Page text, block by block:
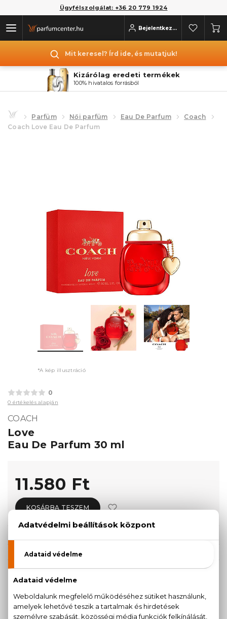
Ügyfélszolgálat: +36 20 779 1924
Bejelentkezés
Mit keresel? Írd ide, és mutatjuk!
Kizárólag eredeti termékek
100% hivatalos forrásból
Parfüm Női parfüm Eau De Parfum
Coach
Coach Love Eau De Parfum
*A kép illusztráció
0
0 értékelés alapján
COACH
Love
Eau De Parfum 30 ml
11.580 Ft
KOSÁRBA TESZEM